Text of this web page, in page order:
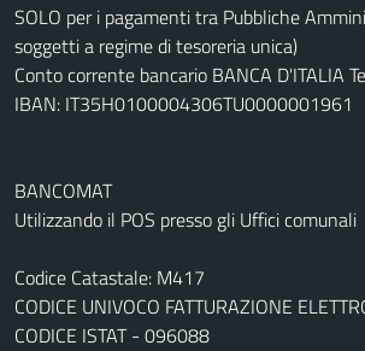
SOLO per i pagamenti tra Pubbliche
soggetti a regime di tesoreria unica)
Conto corrente bancario BANCA D'ITALIA
IBAN: IT35H0100004306TU0000001961
BANCOMAT
Utilizzando il POS presso gli Uffici comunali
Codice Catastale: M417
CODICE UNIVOCO FATTURAZIONE
CODICE ISTAT - 096088